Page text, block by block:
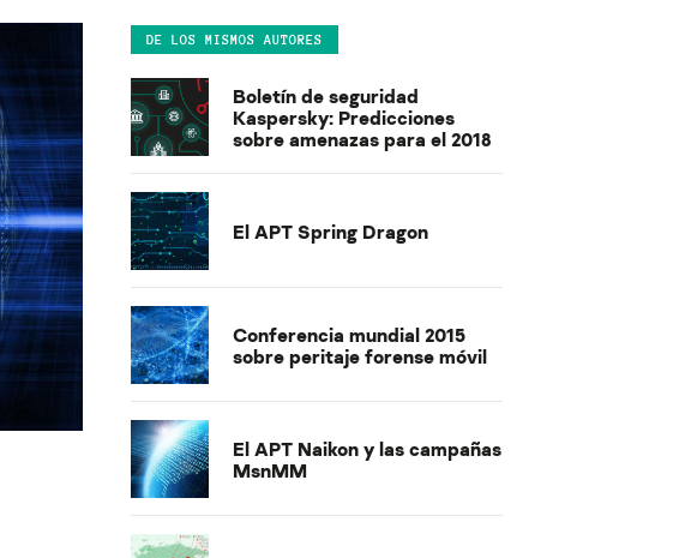
DE LOS MISMOS AUTORES
Boletín de seguridad
Kaspersky: Predicciones
sobre amenazas para el 2018
El APT Spring Dragon
Conferencia mundial 2015
sobre peritaje forense móvil
El APT Naikon y las campañas
MsnMM